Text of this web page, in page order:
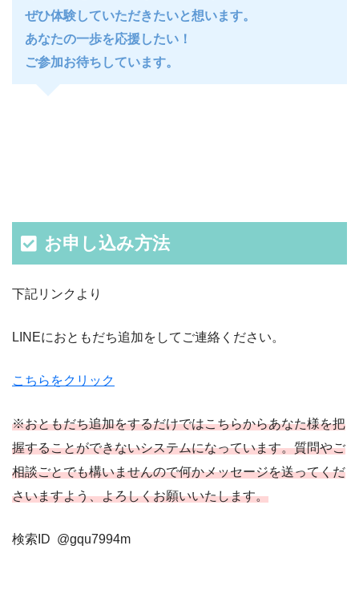
ぜひ体験していただきたいと想います。
あなたの一歩を応援したい！
ご参加お待ちしています。
お申し込み方法
下記リンクより
LINEにおともだち追加をしてご連絡ください。
こちらをクリック
※おともだち追加をするだけではこちらからあなた様を把
握することができないシステムになっています。質問やご
相談ごとでも構いませんので何かメッセージを送ってくだ
さいますよう、よろしくお願いいたします。
検索ID @gqu7994m